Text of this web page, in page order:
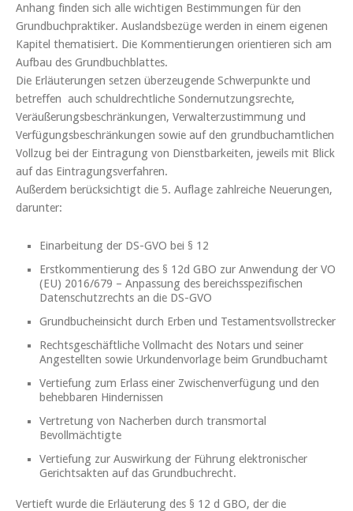
Anhang finden sich alle wichtigen Bestimmungen für den
Grundbuchpraktiker. Auslandsbezüge werden in einem eigenen
Kapitel thematisiert. Die Kommentierungen orientieren sich am
Aufbau des Grundbuchblattes.
Die Erläuterungen setzen überzeugende Schwerpunkte und
betreffen auch schuldrecht­liche Sondernutzungsrechte,
Veräußerungsbeschränkungen, Verwalterzustimmung und
Verfügungsbeschränkungen ­sowie auf den grundbuchamtlichen
Vollzug bei der Eintragung von Dienstbarkeiten, jeweils mit Blick
auf das Eintragungsverfahren.
Außerdem berücksichtigt die 5. Auflage zahlreiche Neuerungen,
darunter:
Einarbeitung der DS-GVO bei § 12
Erstkommentierung des § 12d GBO zur Anwendung der VO
(EU) 2016/679 – Anpassung des bereichsspezifischen
Datenschutzrechts an die DS-GVO
Grundbucheinsicht durch Erben und Testamentsvoll­strecker
Rechtsgeschäftliche Vollmacht des Notars und seiner
Angestellten sowie Urkundenvorlage beim Grundbuchamt
Vertiefung zum Erlass einer Zwischenverfügung und den
behebbaren Hindernissen
Vertretung von Nacherben durch transmortal
Bevollmächtigte
Vertiefung zur Auswirkung der Führung elektronischer
Gerichtsakten auf das Grundbuchrecht.
Vertieft wurde die Erläuterung des § 12 d GBO, der die